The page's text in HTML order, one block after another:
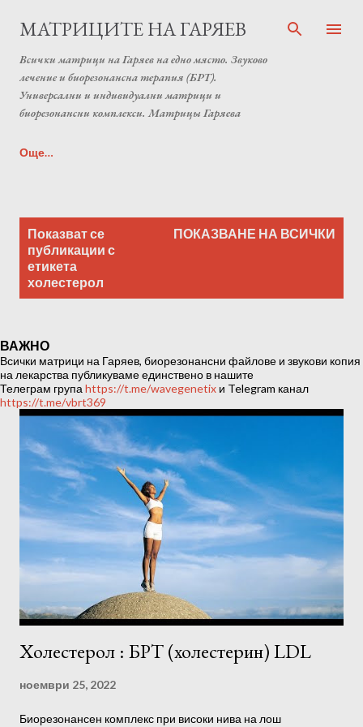
Пропускане към основното съдържание
МАТРИЦИТЕ НА ГАРЯЕВ
Всички матрици на Гаряев на едно място. Звуково
лечение и биорезонансна терапия (БРТ).
Универсални и индивидуални матрици и
биорезонансни комплекси. Матрицы Гаряева
Още…
Laboratory (Individual programs Garyaev matrix)
а
ц
и
Показват се
публикации с
етикета
холестерол
ПОКАЗВАНЕ НА ВСИЧКИ
ВАЖНО
Всички матрици на Гаряев, биорезонансни файлове и звукови копия
на лекарства публикуваме единствено в нашите
Телеграм група https://t.me/wavegenetix и Telegram канал
https://t.me/vbrt369
Холестерол : БРТ (холестерин) LDL
ноември 25, 2022
Биорезонансен комплекс при високи нива на лош